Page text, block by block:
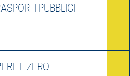
PUBBLICI
E ZERO